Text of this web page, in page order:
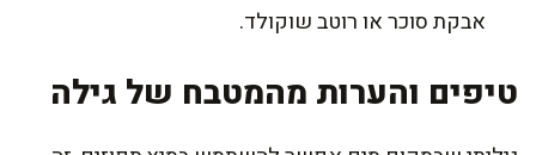
אבקת סוכר או רוטב שוקולד.
טיפים והערות מהמטבח של גילה